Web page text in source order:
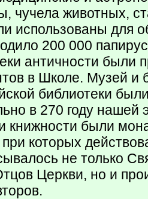
чучела животных,
использованы для
200 000
античности были
в Школе. Музей и
библиотеки
в 270 году
книжности были
которых
не только
Церкви, но и